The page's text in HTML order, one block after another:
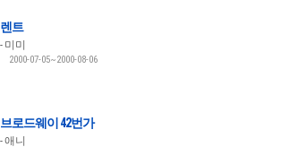
렌트
미미
2000-07-05~2000-08-06
브로드웨이 42번가
애니